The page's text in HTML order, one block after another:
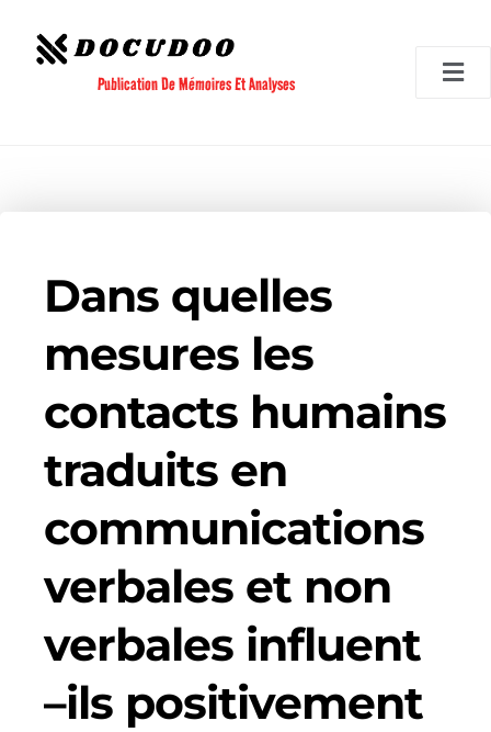
contenu
Publication De Mémoires Et Analyses
Dans quelles
mesures les
contacts humains
traduits en
communications
verbales et non
verbales influent
–ils positivement